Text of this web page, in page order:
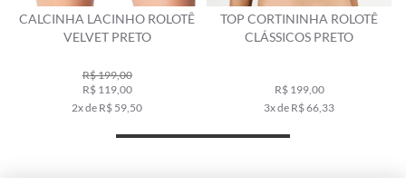
CALCINHA LACINHO ROLOTÊ
VELVET PRETO
R$ 199,00
R$ 119,00
2x de R$ 59,50
TOP CORTININHA ROLOTÊ
CLÁSSICOS PRETO
R$ 199,00
3x de R$ 66,33